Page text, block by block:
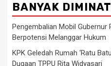
BANYAK
Pengembalian Mobil Gubernur
Berpotensi Melanggar Hukum
KPK Geledah Rumah ‘Ratu
Dugaan TPPU Rita Widyasari